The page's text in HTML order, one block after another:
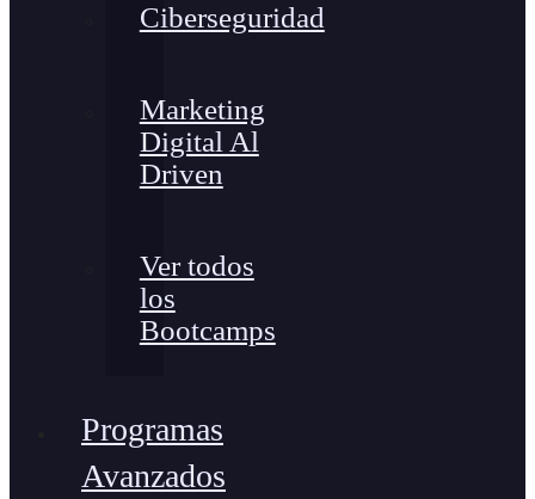
Ciberseguridad
Marketing
Digital Al
Driven
Ver todos
los
Bootcamps
Programas
Avanzados